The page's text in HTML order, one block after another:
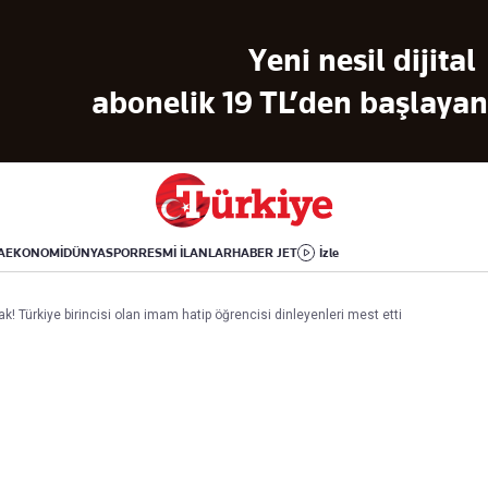
Yeni nesil dijital
abonelik 19 TL’den
EKONOMİDÜNYASPORRESMİ İLANLARHABER JET İzle
Amerika
İsrail-Gazze
Yemek
Aktüel
Sinema
Kitap
Türkiye birincisi olan imam hatip öğrencisi dinleyenleri mest etti